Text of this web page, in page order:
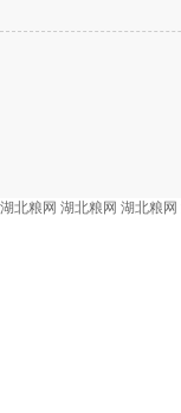
湖北粮网 湖北粮网 湖北粮网